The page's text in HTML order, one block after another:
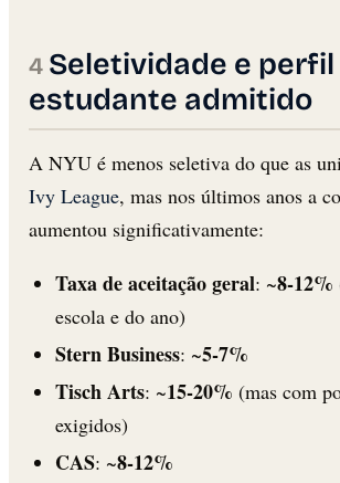
Seletividade e perfil
estudante admitido
A NYU é menos seletiva do que as
Ivy League, mas nos últimos anos a
aumentou significativamente:
Taxa de aceitação geral: ~8-12%
escola e do ano)
Stern Business: ~5-7%
Tisch Arts: ~15-20% (mas com
exigidos)
CAS: ~8-12%